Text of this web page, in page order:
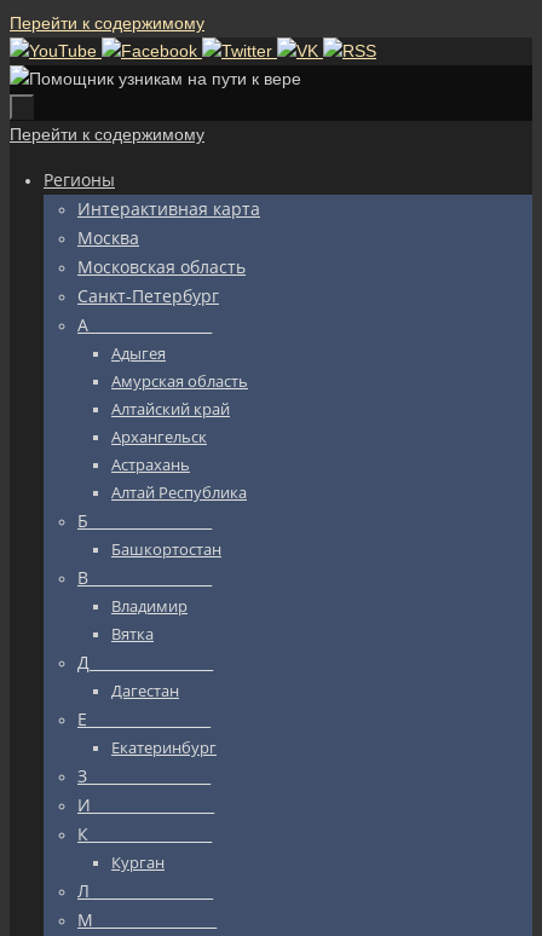
Перейти к содержимому
Перейти к содержимому
Регионы
Интерактивная карта
Москва
Московская область
Санкт-Петербург
А_________________
Адыгея
Амурская область
Алтайский край
Архангельск
Астрахань
Алтай Республика
Б_________________
Башкортостан
В_________________
Владимир
Вятка
Д_________________
Дагестан
Е_________________
Екатеринбург
З_________________
И_________________
К_________________
Курган
Л_________________
М_________________